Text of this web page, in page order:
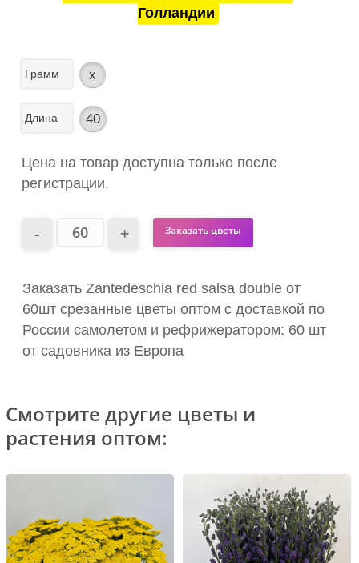
Голландии
Грамм x
Длина 40
Цена на товар доступна только после
регистрации.
Заказать цветы
Заказать Zantedeschia red salsa double от
60шт срезанные цветы оптом с доставкой по
России самолетом и рефрижератором: 60 шт
от садовника из Европа
Смотрите другие цветы и
растения оптом: